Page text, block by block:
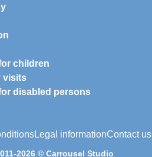
children
visits
disabled persons
Legal informationContact us
2026 © Carrousel Studio